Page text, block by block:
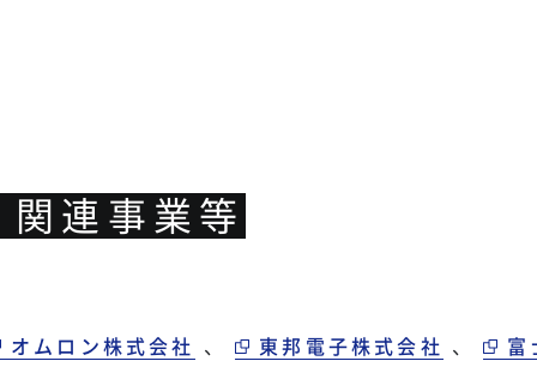
連事業等
オムロン株式会社 、 東邦電子株式会社 、 富